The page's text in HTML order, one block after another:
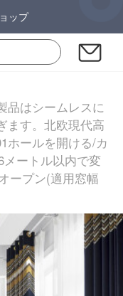
ップ
品はシームレスに
ます。北欧現代高
ホールを開ける/カ
ートル以内で変
ープン(適用窓幅